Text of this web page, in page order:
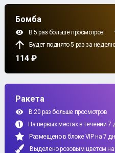
Бомба
В 5 раз больше просмотров
Будет поднято 5 раз за неделю
114 ₽
Ракета
В 20 раз больше просмотров
На первых местах в течении 7
Размещено в блоке VIP на 7
Выделено розовым цветом